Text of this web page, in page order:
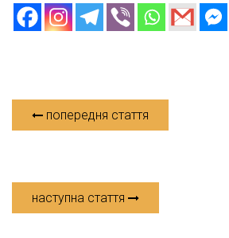
попередня стаття
наступна стаття